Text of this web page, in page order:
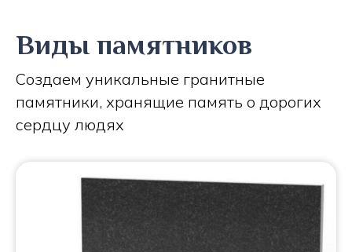
Виды памятников
Создаем уникальные гранитные
памятники, хранящие память о дорогих
сердцу людях